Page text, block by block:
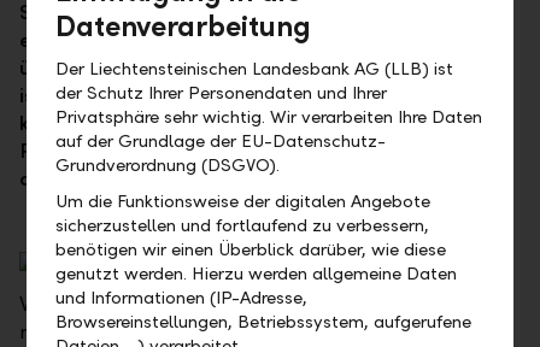
Schweizer Immobilienwerte. Bei diesen Valoren von
einer Krisenphase zu reden, scheint doch eher
übertrieben. Der Kursrückgang um das Jahr 2008
ist kaum zu erkennen. Dieses Marktsegment ist ein
klarer Gewinner der Finanzkrise, wurde es doch als
Prototyp einer "Sicherer-Hafen-Anlage"
angesehen.
Wie steht es um die Immobilienaktien zehn Jahre
nach Beginn der Finanzkrise? Die US-Werte, die etwa
Datenverarbeitung
Der Liechtensteinischen Landesbank AG (LLB) ist
der Schutz Ihrer Personendaten und Ihrer
Privatsphäre sehr wichtig. Wir verarbeiten Ihre Daten
auf der Grundlage der EU-Datenschutz-
Grundverordnung (DSGVO).
Um die Funktionsweise der digitalen Angebote
sicherzustellen und fortlaufend zu verbessern,
benötigen wir einen Überblick darüber, wie diese
genutzt werden. Hierzu werden allgemeine Daten
und Informationen (IP-Adresse,
Browsereinstellungen, Betriebssystem, aufgerufene